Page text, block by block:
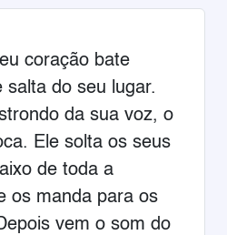
coração bate
salta do seu lugar.
da sua voz, o
Ele solta os seus
de toda a
os manda para os
vem o som do